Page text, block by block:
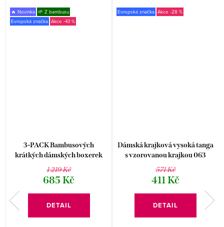
🔥 Novinka 🌱 Z bambusu
Evropská značka
-43 %
3-PACK Bambusových
krátkých dámských boxerek
Beny-7203
1 219 Kč
685 Kč
DETAIL
Evropská značka -28 %
Dámská krajková vysoká tanga
s vzorovanou krajkou 063
Ewana
571 Kč
411 Kč
DETAIL